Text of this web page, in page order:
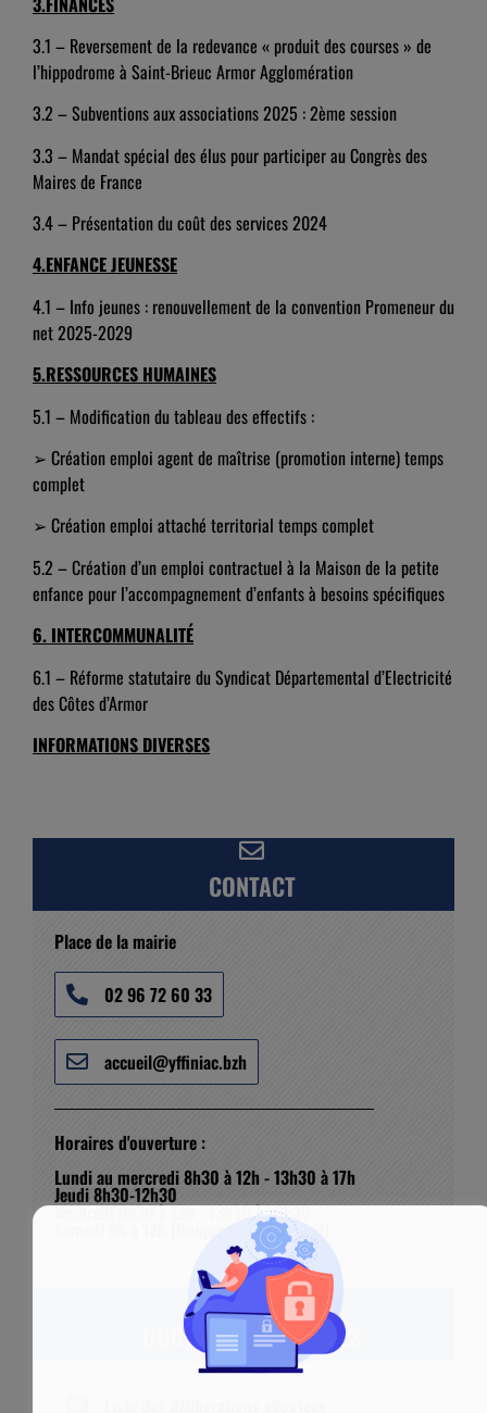
3.1 – Reversement de la redevance « produit des courses » de
l’hippodrome à Saint-Brieuc Armor Agglomération
3.2 – Subventions aux associations 2025 : 2ème session
3.3 – Mandat spécial des élus pour participer au Congrès des
Maires de France
3.4 – Présentation du coût des services 2024
4.ENFANCE JEUNESSE
4.1 – Info jeunes : renouvellement de la convention Promeneur du
net 2025-2029
5.RESSOURCES HUMAINES
5.1 – Modification du tableau des effectifs :
➢ Création emploi agent de maîtrise (promotion interne) temps
complet
➢ Création emploi attaché territorial temps complet
5.2 – Création d’un emploi contractuel à la Maison de la petite
enfance pour l’accompagnement d’enfants à besoins spécifiques
6. INTERCOMMUNALITÉ
6.1 – Réforme statutaire du Syndicat Départemental d’Electricité
des Côtes d’Armor
INFORMATIONS DIVERSES
CONTACT
Place de la mairie
02 96 72 60 33
accueil@yffiniac.bzh
Horaires d'ouverture :
Lundi au mercredi 8h30 à 12h - 13h30 à 17h
Jeudi 8h30-12h30
Vendredi 8h30 à 12h - 13h30 à 16h30
Samedi 9h à 12h (Uniquement Etat Civil)
DOCUMENTS ASSOCIÉS